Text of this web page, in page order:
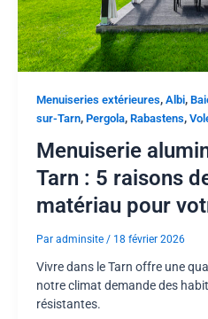
Menuiseries extérieures, Albi,
sur-Tarn, Pergola, Rabastens,
Menuiserie
Tarn : 5 raisons
matériau pour
Par adminsite / 18 février 2026
Vivre dans le Tarn offre une
notre climat demande des
résistantes.